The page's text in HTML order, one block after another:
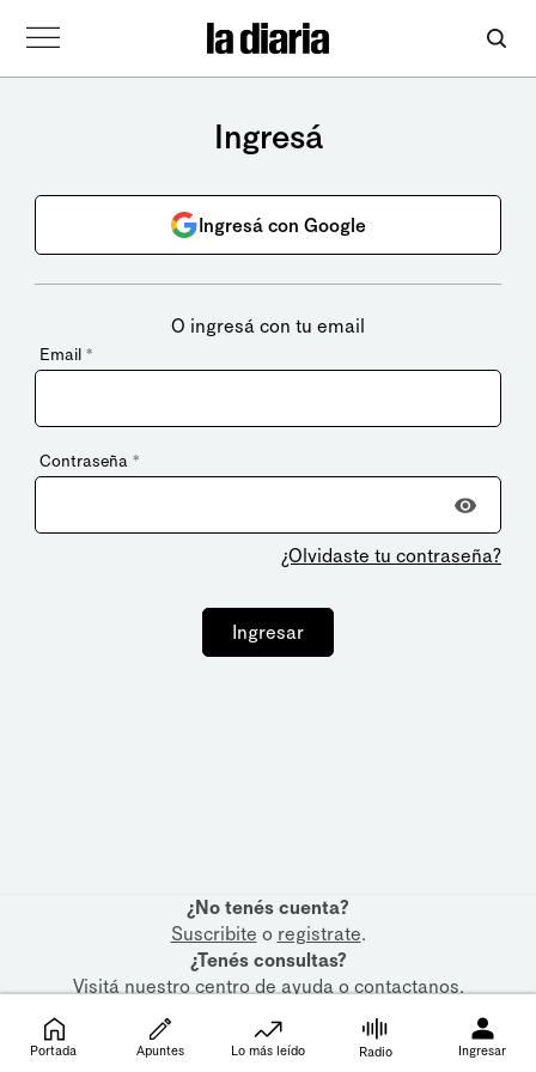
Ingresá
Ingresá con Google
O ingresá con tu email
Email *
Contraseña *
¿Olvidaste tu contraseña?
Ingresar
¿No tenés cuenta?
Suscribite o registrate.
¿Tenés consultas?
Visitá nuestrocentro de ayudaocontactanos.
Portada Apuntes Lo más leído Radio Ingresar